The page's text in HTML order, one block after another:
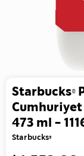
Starbucks®
Cumhuriyet
473 ml -
Starbucks®